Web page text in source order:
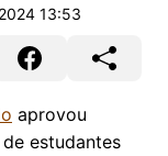
13:53
aprovou
estudantes